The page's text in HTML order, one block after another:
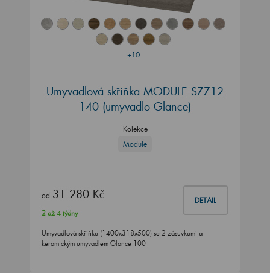
+10
Umyvadlová skříňka MODULE SZZ12
140 (umyvadlo Glance)
Kolekce
Module
od 31 280 Kč DETAIL
2 až 4 týdny
Umyvadlová skříňka (1400x318x500) se 2 zásuvkami a
keramickým umyvadlem Glance 100